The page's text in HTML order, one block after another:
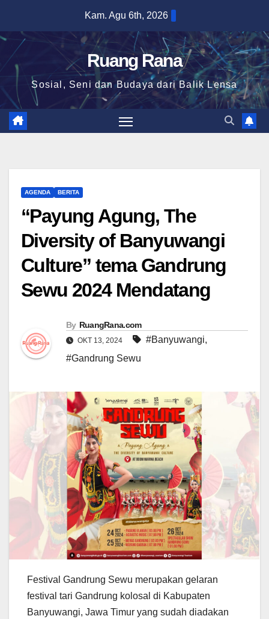
content
Kam. Agu 6th, 2026
Ruang Rana
Sosial, Seni dan Budaya dari Balik Lensa
AGENDA BERITA
“Payung Agung, The
Diversity of Banyuwangi
Culture” tema Gandrung
Sewu 2024 Mendatang
By RuangRana.com
OKT 13, 2024 #Banyuwangi,
#Gandrung Sewu
Festival Gandrung Sewu merupakan gelaran
festival tari Gandrung kolosal di Kabupaten
Banyuwangi, Jawa Timur yang sudah diadakan